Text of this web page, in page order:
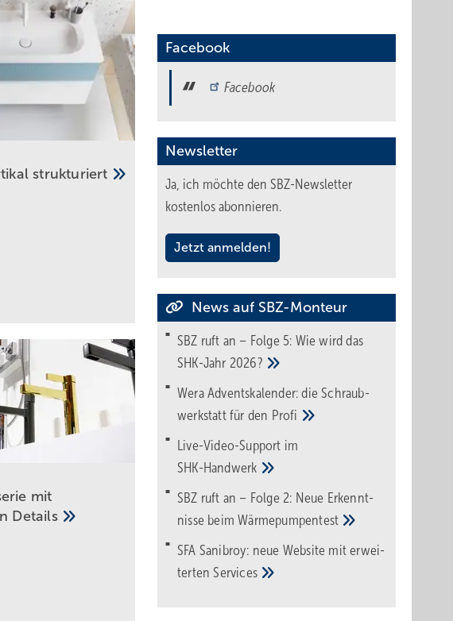
strukturiert
mit
Details
Facebook
Facebook
Newsletter
Ja, ich möchte den SBZ-Newsletter
kostenlos abonnieren.
Jetzt anmelden!
News auf SBZ-Monteur
SBZ ruft an – Folge 5: Wie wird das
SHK-Jahr 2026?
Wera Adventskalender: die Schraub­
werk­statt für den Pro­fi
Live-Video-Support im
SHK-Handwerk
SBZ ruft an – Folge 2: Neue Erkennt­
nisse beimWärme­pumpen­test
SFA Sanibroy: neue Web­site mit erwei­
tertenServices